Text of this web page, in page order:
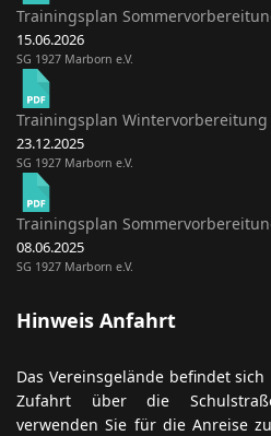
Trainingsplan
15.06.2026
SG 1927 Marborn e.V.
Trainingsplan Wintervorbereitung
23.12.2025
SG 1927 Marborn e.V.
Trainingsplan
08.06.2025
SG 1927 Marborn e.V.
Hinweis Anfahrt
Das Vereinsgelände befindet
Zufahrt über die
verwenden Sie für die Anreise